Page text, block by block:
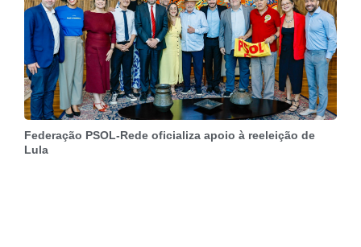
Federação PSOL-Rede oficializa apoio à reeleição de
Lula